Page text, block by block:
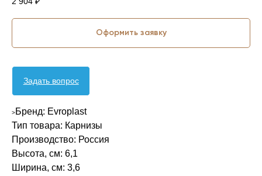
Оформить заявку
Задать вопрос
>Бренд: Evroplast
Тип товара: Карнизы
Производство: Россия
Высота, см: 6,1
Ширина, см: 3,6